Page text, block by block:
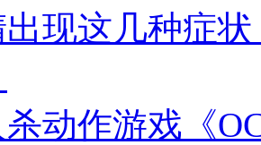
出现这几种症
动作游戏《